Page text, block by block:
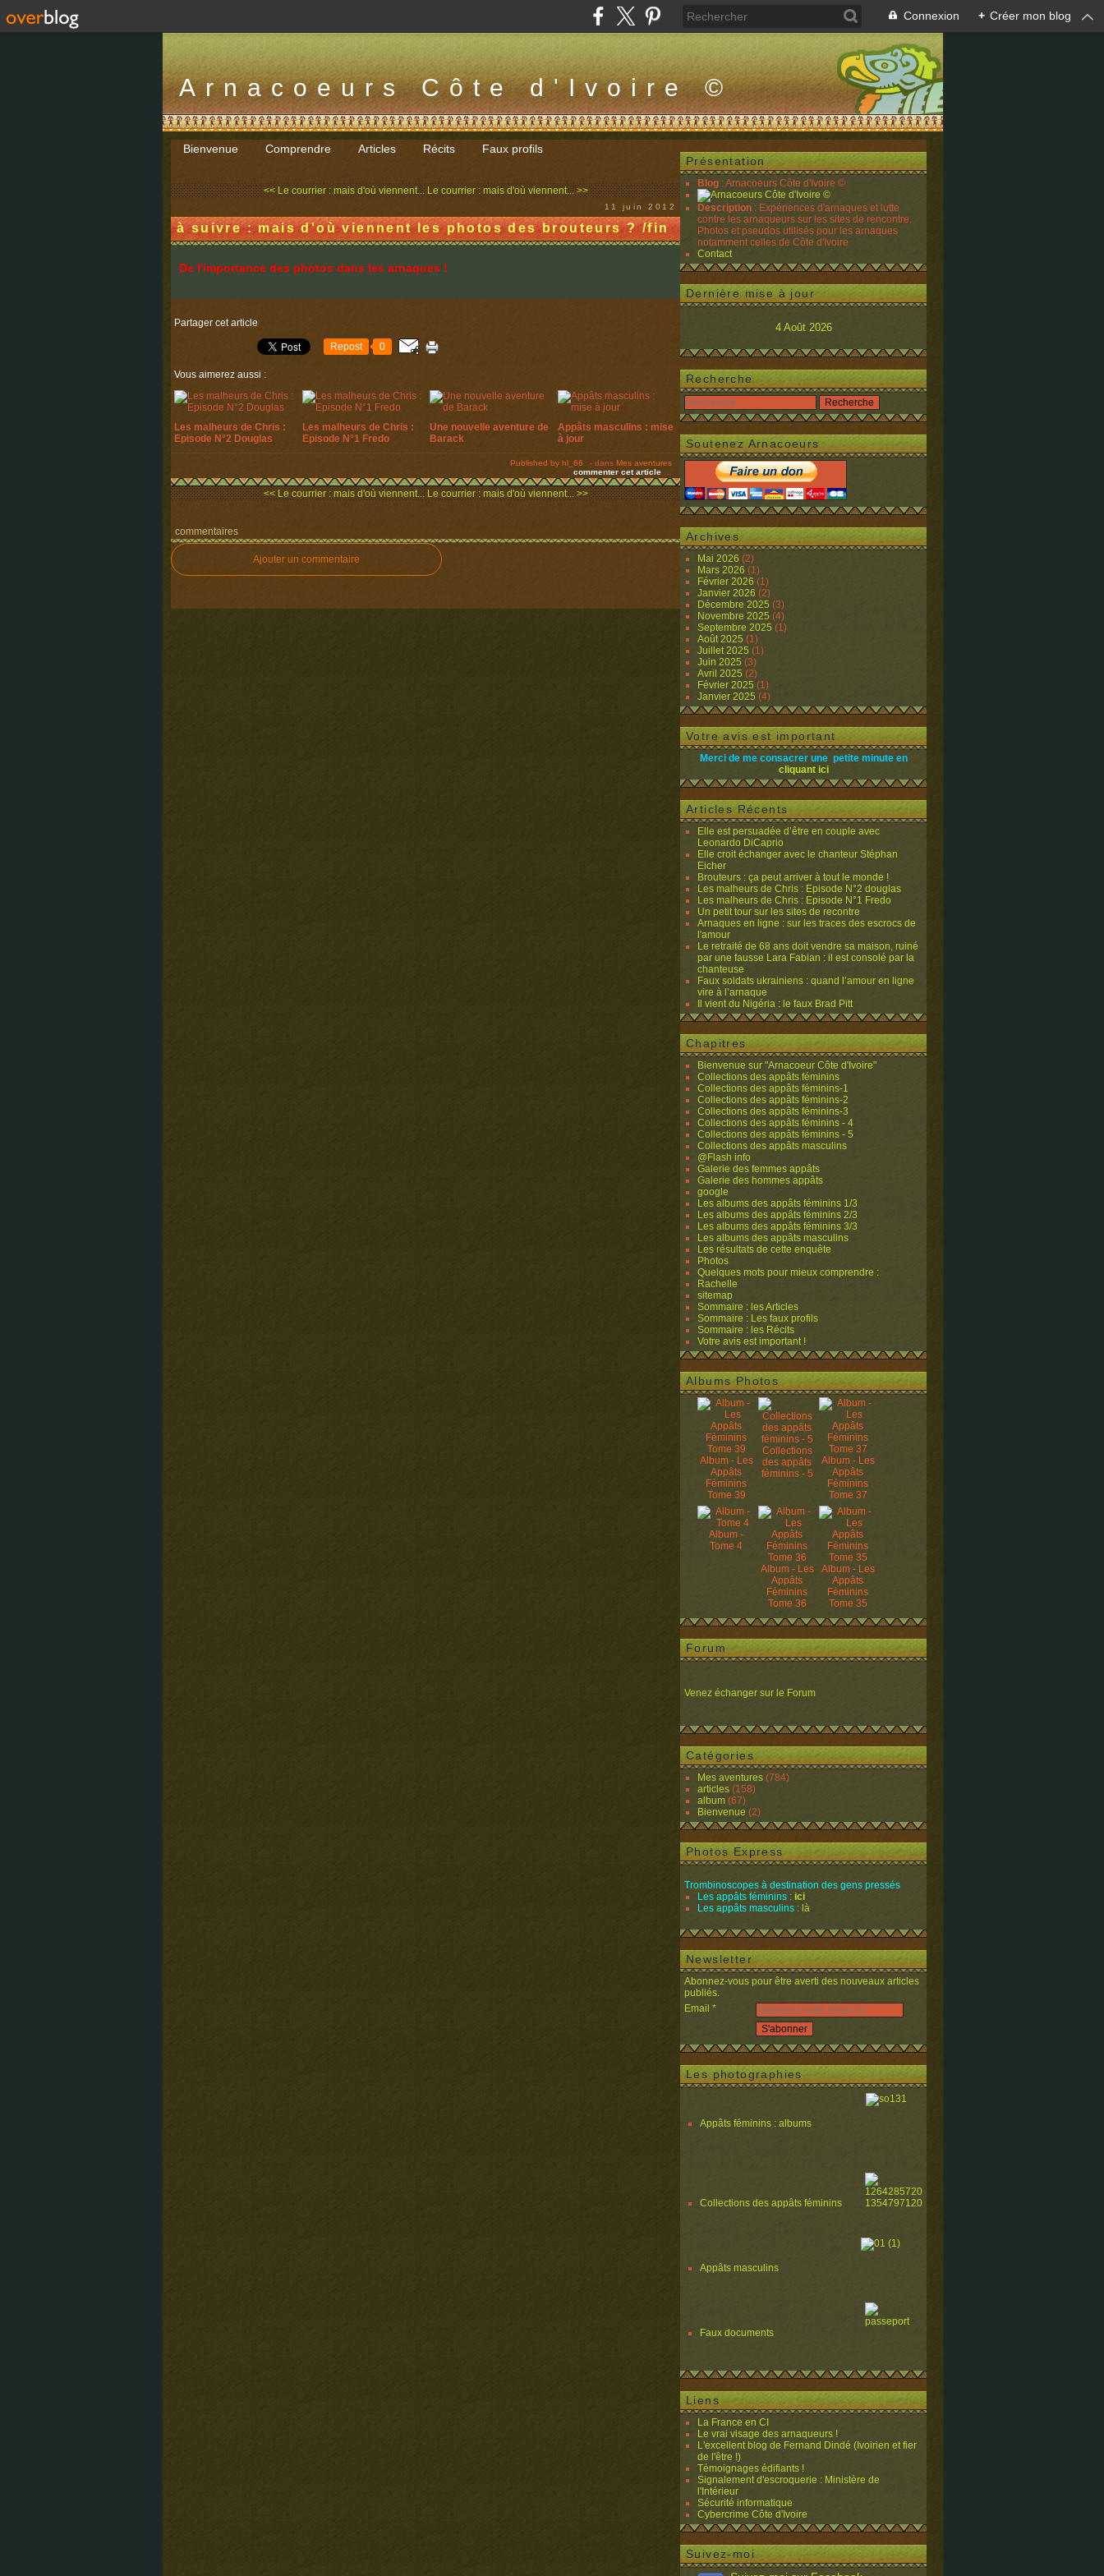
Connexion + Créer mon blog
Arnacoeurs Côte d'Ivoire ©
Bienvenue Comprendre Articles Récits Faux profils
<< Le courrier : mais d'où viennent... Le courrier : mais d'où viennent... >>
11 juin 2012
à suivre : mais d'où viennent les photos des brouteurs ? /fin
De l'importance des photos dans les arnaques !
Partager cet article
Repost 0
Vous aimerez aussi :
Les malheurs de Chris :
Episode N°2 Douglas
Les malheurs de Chris :
Episode N°1 Fredo
Une nouvelle aventure de
Barack
Appâts masculins : mise
à jour
Published by hl_66 - dans Mes aventures
commenter cet article
<< Le courrier : mais d'où viennent... Le courrier : mais d'où viennent... >>
commentaires
Ajouter un commentaire
Présentation
Blog : Arnacoeurs Côte d'Ivoire ©
Description : Expériences d'arnaques et lutte
contre les arnaqueurs sur les sites de rencontre.
Photos et pseudos utilisés pour les arnaques
notamment celles de Côte d'Ivoire
Contact
Dernière mise à jour
4 Août 2026
Recherche
Soutenez Arnacoeurs
Archives
Mai 2026 (2)
Mars 2026 (1)
Février 2026 (1)
Janvier 2026 (2)
Décembre 2025 (3)
Novembre 2025 (4)
Septembre 2025 (1)
Août 2025 (1)
Juillet 2025 (1)
Juin 2025 (3)
Avril 2025 (2)
Février 2025 (1)
Janvier 2025 (4)
Votre avis est important
Merci de me consacrer une petite minute en
cliquant ici
Articles Récents
Elle est persuadée d’être en couple avec
Leonardo DiCaprio
Elle croit échanger avec le chanteur Stéphan
Eicher
Brouteurs : ça peut arriver à tout le monde !
Les malheurs de Chris : Episode N°2 douglas
Les malheurs de Chris : Episode N°1 Fredo
Un petit tour sur les sites de recontre
Arnaques en ligne : sur les traces des escrocs de
l'amour
Le retraité de 68 ans doit vendre sa maison, ruiné
par une fausse Lara Fabian : il est consolé par la
chanteuse
Faux soldats ukrainiens : quand l’amour en ligne
vire à l’arnaque
Il vient du Nigéria : le faux Brad Pitt
Chapitres
Bienvenue sur "Arnacoeur Côte d'Ivoire"
Collections des appâts féminins
Collections des appâts féminins-1
Collections des appâts féminins-2
Collections des appâts féminins-3
Collections des appâts féminins - 4
Collections des appâts féminins - 5
Collections des appâts masculins
@Flash info
Galerie des femmes appâts
Galerie des hommes appâts
google
Les albums des appâts féminins 1/3
Les albums des appâts féminins 2/3
Les albums des appâts féminins 3/3
Les albums des appâts masculins
Les résultats de cette enquête
Photos
Quelques mots pour mieux comprendre :
Rachelle
sitemap
Sommaire : les Articles
Sommaire : Les faux profils
Sommaire : les Récits
Votre avis est important !
Albums Photos
Album - Les
Appâts
Féminins
Tome 39
Collections
des appâts
féminins - 5
Album - Les
Appâts
Féminins
Tome 37
Album -
Tome 4
Album - Les
Appâts
Féminins
Tome 36
Album - Les
Appâts
Féminins
Tome 35
Forum
Venez échanger sur le Forum
Catégories
Mes aventures (784)
articles (158)
album (67)
Bienvenue (2)
Photos Express
Trombinoscopes à destination des gens pressés
Les appâts féminins : ici
Les appâts masculins : là
Newsletter
Abonnez-vous pour être averti des nouveaux articles
publiés.
Email
Les photographies
Appâts féminins : albums
Collections des appâts féminins
Appâts masculins
Faux documents
Liens
La France en CI
Le vrai visage des arnaqueurs !
L'excellent blog de Fernand Dindé (Ivoirien et fier
de l'être !)
Témoignages édifiants !
Signalement d'escroquerie : Ministère de
l'Intérieur
Sécurité informatique
Cybercrime Côte d'Ivoire
Suivez-moi